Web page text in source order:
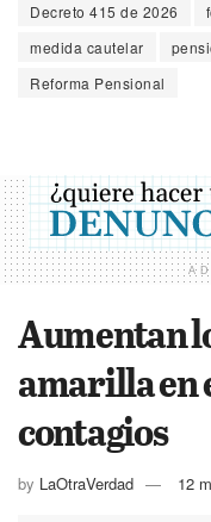
Decreto 415 de 2026
medida cautelar
Reforma Pensional
Aumentan
amarilla en
contagios
by LaOtraVerdad 12